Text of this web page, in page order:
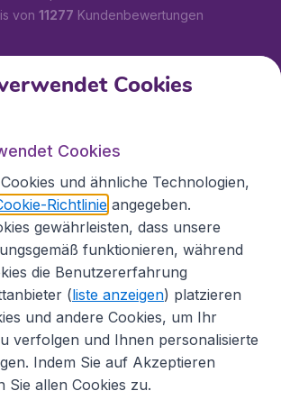
von 11277 Kundenbewertungen
Cookies
Cookies
und ähnliche Technologien,
Richtlinie angegeben.
gewährleisten, dass unsere
funktionieren, während
die Benutzererfahrung
(liste anzeigen) platzieren
und andere Cookies, um Ihr
verfolgen und Ihnen personalisierte
Indem Sie auf Akzeptieren
Sie allen Cookies zu.